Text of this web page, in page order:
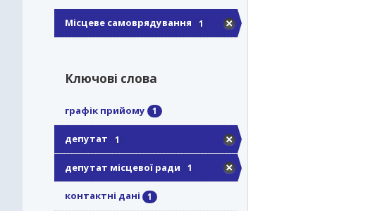
Місцеве самоврядування 1
Ключові слова
графік прийому 1
депутат 1
депутат місцевої ради 1
контактні дані 1